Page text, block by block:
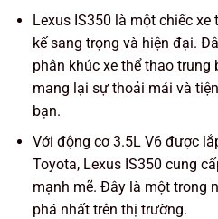
Lexus IS350 là một chiếc
kế sang trọng và hiện đại.
phân khúc xe thể thao trung
mang lại sự thoải mái và
bạn.
Với động cơ 3.5L V6 được
Toyota, Lexus IS350 cung
mạnh mẽ. Đây là một trong
phá nhất trên thị trường.